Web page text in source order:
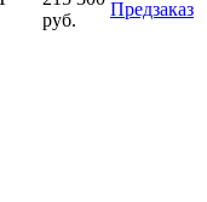
руб.
Предзаказ